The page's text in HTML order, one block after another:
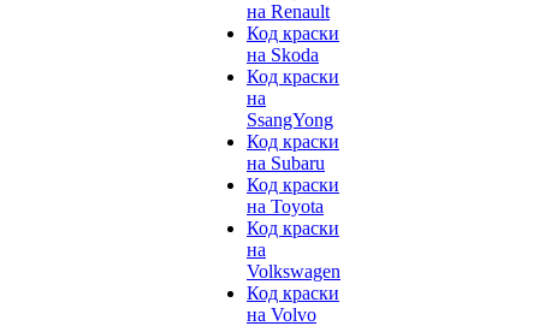
на Renault
Код краски
на Skoda
Код краски
на
SsangYong
Код краски
на Subaru
Код краски
на Toyota
Код краски
на
Volkswagen
Код краски
на Volvo